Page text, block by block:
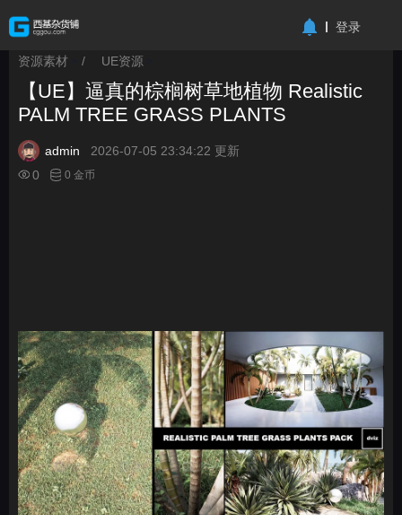
登录
资源素材 / UE资源
【UE】逼真的棕榈树草地植物 Realistic
PALM TREE GRASS PLANTS
admin
2026-07-05 23:34:22 更新
0
0 金币